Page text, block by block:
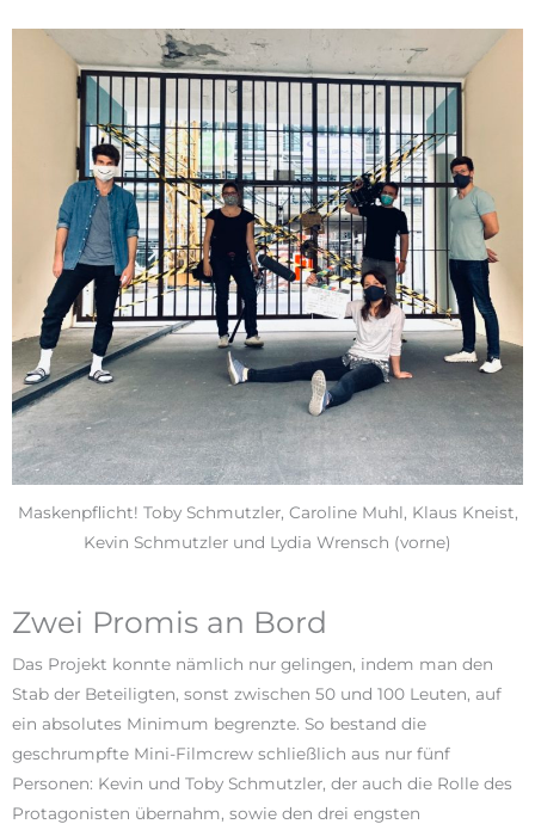
Maskenpflicht! Toby Schmutzler, Caroline Muhl, Klaus Kneist,
Kevin Schmutzler und Lydia Wrensch (vorne)
Zwei Promis an Bord
Das Projekt konnte nämlich nur gelingen, indem man den
Stab der Beteiligten, sonst zwischen 50 und 100 Leuten, auf
ein absolutes Minimum begrenzte. So bestand die
geschrumpfte Mini-Filmcrew schließlich aus nur fünf
Personen: Kevin und Toby Schmutzler, der auch die Rolle des
Protagonisten übernahm, sowie den drei engsten